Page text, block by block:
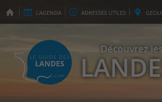
L'AGENDA ADRESSES UTILES GEO
Découvrez les